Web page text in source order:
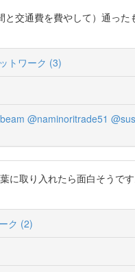
交通費を費やして）通っ
トワーク (3)
@naminoritrade51
に取り入れたら面白そう
ク (2)